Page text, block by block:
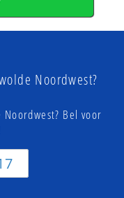
Noordwest?
Bel voor